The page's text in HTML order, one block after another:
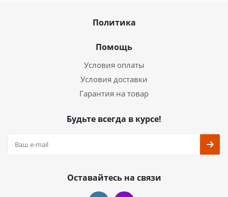
Политика
Помощь
Условия оплаты
Условия доставки
Гарантия на товар
Будьте всегда в курсе!
Оставайтесь на связи